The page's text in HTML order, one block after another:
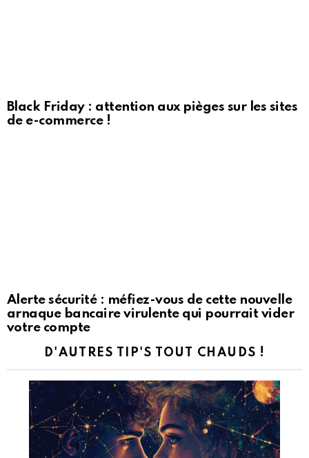
Black Friday : attention aux pièges sur les sites
de e-commerce !
Alerte sécurité : méfiez-vous de cette nouvelle
arnaque bancaire virulente qui pourrait vider
votre compte
D'AUTRES TIP'S TOUT CHAUDS !